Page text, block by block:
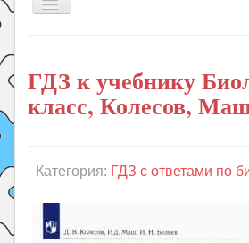
Включить/
Книги
Рукоделие
Уроки
Праздники
ГДЗ к учебнику
класс, Колесов,
Категория: ГДЗ с ответами по